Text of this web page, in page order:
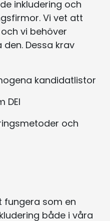
inkludering och
Vi vet att
vi behöver
Dessa krav
kandidatlistor
DEI
och
fungera som en
både i våra